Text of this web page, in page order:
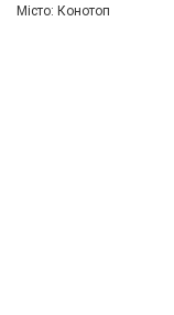
Мiсто: Конотоп